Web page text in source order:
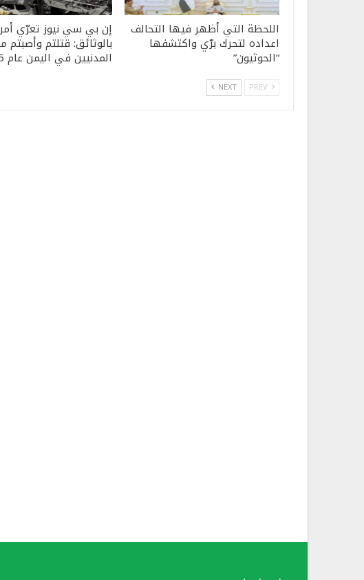
اللحظة التي أظهر فيها التحالف
اعداده لتحرك برّي واكتشفها
“الحوثيون”
إن بي سي نيوز تعرّي
بالوثائق: قتلتم وأصبتم
المدنيين في اليمن عام 2025
NEXT